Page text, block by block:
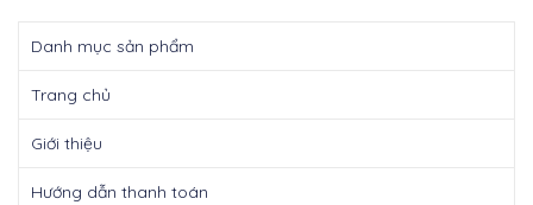
Danh mục sản phẩm
Trang chủ
Giới thiệu
Hướng dẫn thanh toán